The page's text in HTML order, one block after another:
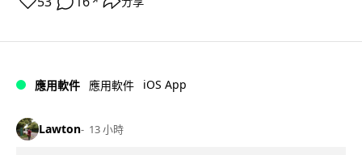
應用軟件 應用軟件 iOS App
Lawton 13 小時